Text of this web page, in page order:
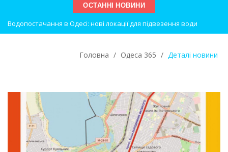
ОСТАННІ НОВИНИ
Водопостачання в Одесі: нові локації для підвезення води
Нічна атака на Одесу: наслідки вибухів
Одеські хокеїсти тріумфують на міжнародному турнірі
Успіхи одеситів на європейському чемпіонаті з карате
Новини з Зимової школи інсульту в Швейцарії
Інтеграція ветеранів в українське суспільство
Головна / Одеса 365 / Деталі новини